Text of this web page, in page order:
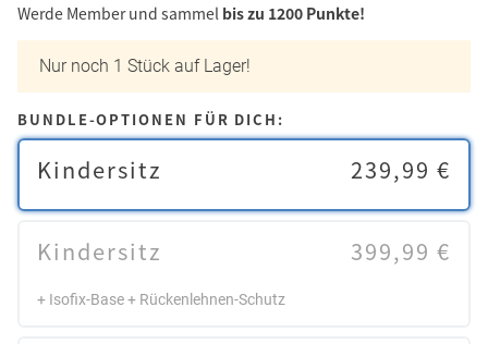
Werde Member und sammel bis zu 1200 Punkte!
Nur noch 1 Stück auf Lager!
BUNDLE-OPTIONEN FÜR DICH:
Kindersitz 239,99 €
Kindersitz
+ Isofix-Base + Rückenlehnen-Schutz
399,99 €